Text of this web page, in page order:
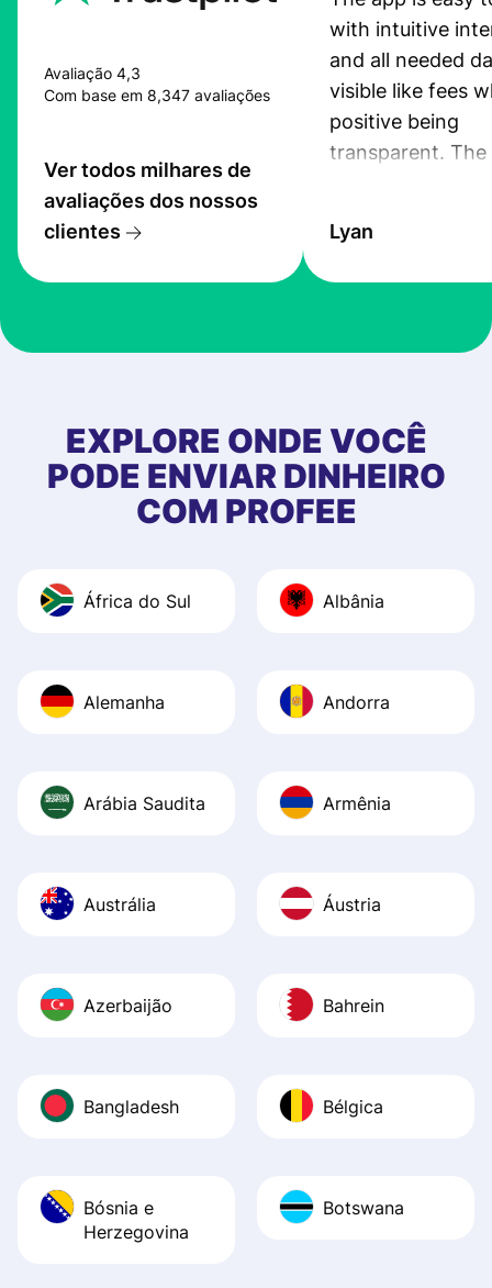
Avaliação 4,3
Com base em 8,347 avaliações
Ver todos milhares de
avaliações dos nossos
clientes
with intuitive
and all needed
visible like fees
positive being
transparent. The
the exchange
at Profee is very
first started
app, and they
quick to provide
and helpful
Recommend it!
Lyan
EXPLORE ONDE VOCÊ
PODE ENVIAR DINHEIRO
COM PROFEE
África do Sul Albânia
Alemanha Andorra
Arábia Saudita Armênia
Austrália Áustria
Azerbaijão Bahrein
Bangladesh Bélgica
Bósnia e
Herzegovina
Botswana